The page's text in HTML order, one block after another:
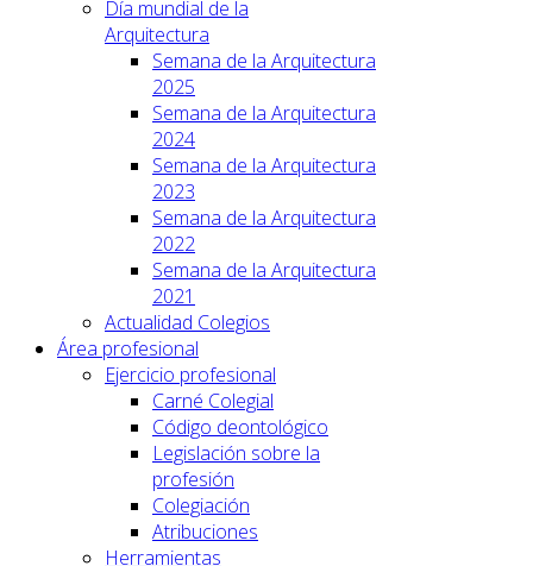
Día mundial de la
Arquitectura
Semana de la Arquitectura
2025
Semana de la Arquitectura
2024
Semana de la Arquitectura
2023
Semana de la Arquitectura
2022
Semana de la Arquitectura
2021
Actualidad Colegios
Área profesional
Ejercicio profesional
Carné Colegial
Código deontológico
Legislación sobre la
profesión
Colegiación
Atribuciones
Herramientas